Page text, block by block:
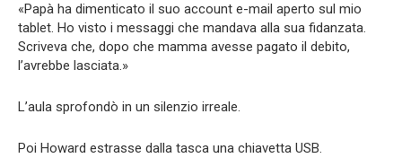
«Papà ha dimenticato il suo account e-mail aperto sul mio
tablet. Ho visto i messaggi che mandava alla sua fidanzata.
Scriveva che, dopo che mamma avesse pagato il debito,
l’avrebbe lasciata.»
L’aula sprofondò in un silenzio irreale.
Poi Howard estrasse dalla tasca una chiavetta USB.